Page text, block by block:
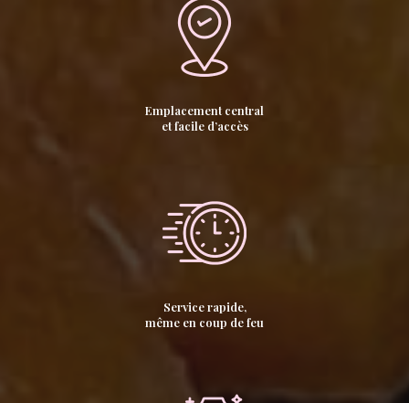
Emplacement central
et facile d’accès
Service rapide,
même en coup de feu